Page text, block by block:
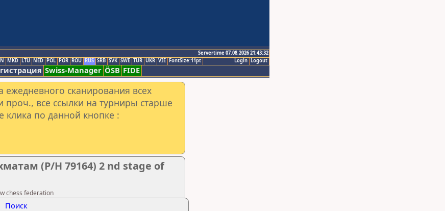
Servertime 07.08.2026 21:43:32
Logout
Login
MKD LTU NED POL POR ROU RUS SRB SVK SWE TUR UKR VIE FontSize:11pt
Swiss-Manager ÖSB FIDE
ежедневного сканирования всех
проч., все ссылки на турниры старше
клика по данной кнопке :
(Р/Н 79164) 2 nd stage of
chess federation
Поиск